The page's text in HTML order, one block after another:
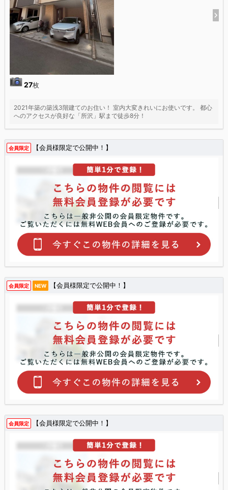
27枚
2021年築の築浅3階建てのお住い！ 室内大変きれいにお使いです。 都心
へのアクセスが良好な「所沢」駅まで徒歩8分！
会員限定 【会員様限定で公開中！】
会員限定 NEW 【会員様限定で公開中！】
会員限定 【会員様限定で公開中！】